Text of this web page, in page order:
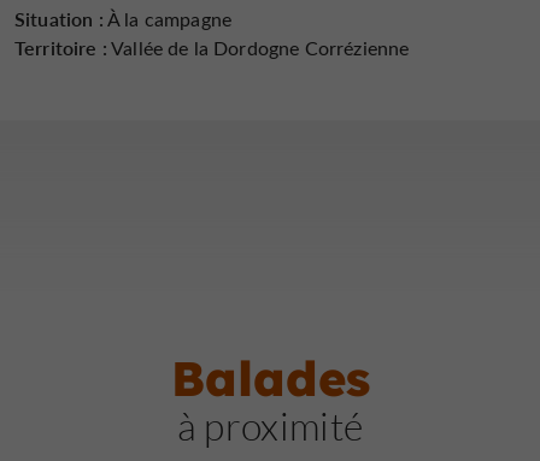
Situation :À la campagne
Territoire :Vallée de la Dordogne Corrézienne
Balades
à proximité